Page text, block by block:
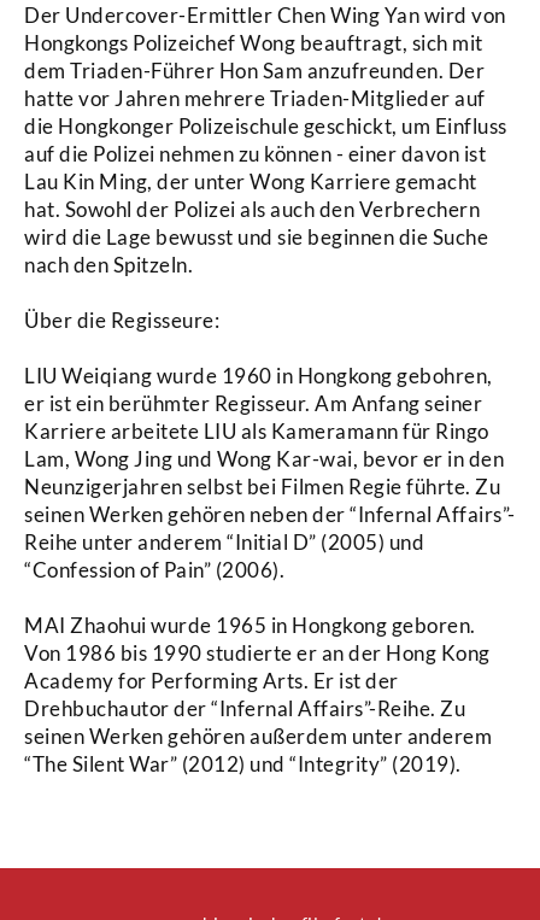
Der Undercover-Ermittler Chen Wing Yan wird von
Hongkongs Polizeichef Wong beauftragt, sich mit
dem Triaden-Führer Hon Sam anzufreunden. Der
hatte vor Jahren mehrere Triaden-Mitglieder auf
die Hongkonger Polizeischule geschickt, um Einfluss
auf die Polizei nehmen zu können - einer davon ist
Lau Kin Ming, der unter Wong Karriere gemacht
hat. Sowohl der Polizei als auch den Verbrechern
wird die Lage bewusst und sie beginnen die Suche
nach den Spitzeln.
Über die Regisseure:
LIU Weiqiang wurde 1960 in Hongkong gebohren,
er ist ein berühmter Regisseur. Am Anfang seiner
Karriere arbeitete LIU als Kameramann für Ringo
Lam, Wong Jing und Wong Kar-wai, bevor er in den
Neunzigerjahren selbst bei Filmen Regie führte. Zu
seinen Werken gehören neben der “Infernal Affairs”-
Reihe unter anderem “Initial D” (2005) und
“Confession of Pain” (2006).
MAI Zhaohui wurde 1965 in Hongkong geboren.
Von 1986 bis 1990 studierte er an der Hong Kong
Academy for Performing Arts. Er ist der
Drehbuchautor der “Infernal Affairs”-Reihe. Zu
seinen Werken gehören außerdem unter anderem
“The Silent War” (2012) und “Integrity” (2019).